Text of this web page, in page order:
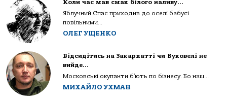
Коли час мав смак білого наливу…
Яблучний Спас приходив до оселі бабусі
повільними...
ОЛЕГ УЩЕНКО
Відсидітись на Закарпатті чи Буковелі не
вийде…
Московські окупанти б’ють по бізнесу. Бо наш...
МИХАЙЛО УХМАН